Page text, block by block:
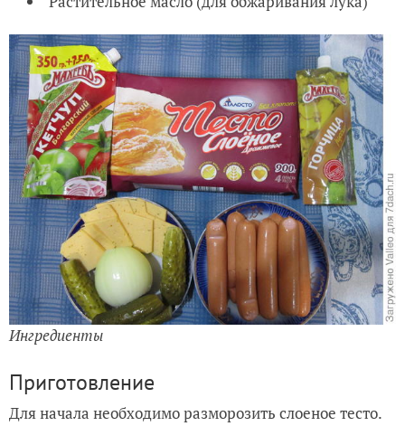
Ингредиенты
Приготовление
Для начала необходимо разморозить слоеное тесто.